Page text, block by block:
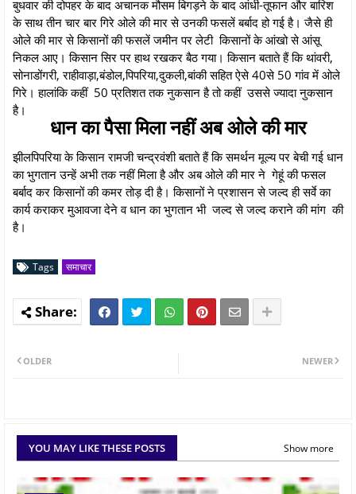
बुधवार की दोपहर के बाद अचानक मौसम बिगड़ने के बाद आंधी-तूफान और बारिश
के साथ तीन चार बार गिरे ओले की मार से उनकी फसलें बर्बाद हो गई है। जैसे ही
ओले की मार से किसानों की फसलें जमीन पर लेटी किसानों के आंखो से आंसू
निकल आए। किसान सिर पर हाथ रखकर बैठ गया। किसान बताते हैं कि थांवरी,
सोनाडोंगरी, राहीवाड़ा,बंडोल,पिपरिया,दुकली,बांकी सहित ऐसे 40से 50 गांव में ओले
गिरे। हालांकि कहीं 50 प्रतिशत तक नुकसान है तो कहीं उससे ज्यादा नुकसान
है।
धान का पैसा मिला नहीं अब ओले की मार
झीलपिपरिया के किसान रामजी चन्द्रवंशी बताते हैं कि समर्थन मूल्य पर बेची गई धान
का भुगतान उन्हें अभी तक नहीं मिला है और अब ओले की मार ने गेहूं की फसल
बर्बाद कर किसानों की कमर तोड़ दी है। किसानों ने प्रशासन से जल्द ही सर्वे का
कार्य कराकर मुआवजा देने व धान का भुगतान भी जल्द से जल्द कराने की मांग की
है।
Tags समाचार
NEWER
OLDER
YOU MAY LIKE THESE POSTS Show more